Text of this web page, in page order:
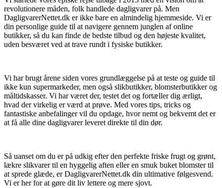
revolutionere måden, folk handlede dagligvarer på. Men
DagligvarerNettet.dk er ikke bare en almindelig hjemmeside. Vi er
din personlige guide til at navigere gennem junglen af online
butikker, så du kan finde de bedste tilbud og den højeste kvalitet,
uden besværet ved at trave rundt i fysiske butikker.
Vi har brugt årene siden vores grundlæggelse på at teste og guide til
ikke kun supermarkeder, men også slikbutikker, blomsterbutikker og
måltidskasser. Vi har været der, testet det og fortæller dig ærligt,
hvad der virkelig er værd at prøve. Med vores tips, tricks og
fantastiske anbefalinger vil du opdage, hvor nemt og bekvemt det er
at få alle dine dagligvarer leveret direkte til din dør.
Så uanset om du er på udkig efter den perfekte friske frugt og grønt,
lækre slikvarer til en hyggelig aften eller en smuk buket blomster til
at sprede glæde, er DagligvarerNettet.dk din ultimative følgesvend.
Vi er her for at gøre dit liv lettere og mere sjovt.